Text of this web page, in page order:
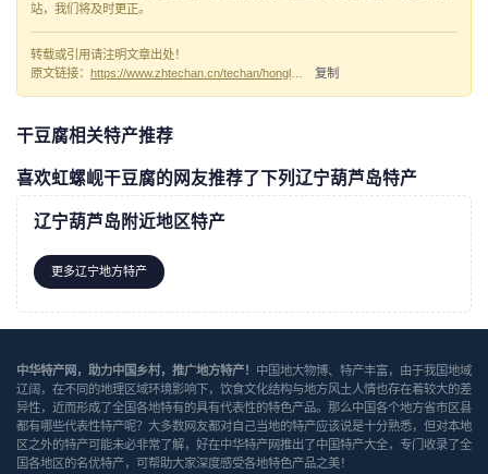
站，我们将及时更正。
转载或引用请注明文章出处！
原文链接：
复制
干豆腐相关特产推荐
喜欢虹螺岘干豆腐的网友推荐了下列辽宁葫芦岛特产
辽宁葫芦岛附近地区特产
更多辽宁地方特产
中华特产网，助力中国乡村，推广地方特产！ 中国地大物博、特产丰富，由于我国地域
辽阔，在不同的地理区域环境影响下，饮食文化结构与地方风土人情也存在着较大的差
异性，近而形成了全国各地特有的具有代表性的特色产品。那么中国各个地方省市区县
都有哪些代表性特产呢？大多数网友都对自己当地的特产应该说是十分熟悉，但对本地
区之外的特产可能未必非常了解，好在中华特产网推出了中国特产大全，专门收录了全
国各地区的名优特产，可帮助大家深度感受各地特色产品之美！